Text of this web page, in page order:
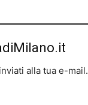
alla tua e-mail.